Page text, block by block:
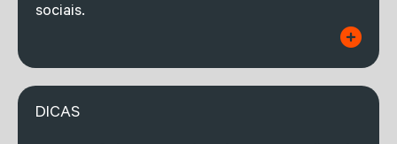
sociais.
DICAS